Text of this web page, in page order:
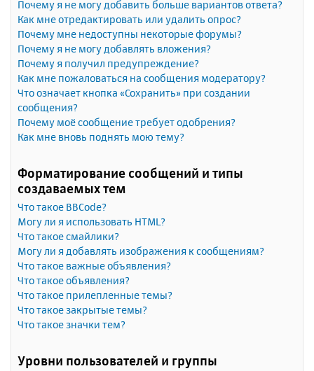
Почему я не могу добавить больше вариантов ответа?
Как мне отредактировать или удалить опрос?
Почему мне недоступны некоторые форумы?
Почему я не могу добавлять вложения?
Почему я получил предупреждение?
Как мне пожаловаться на сообщения модератору?
Что означает кнопка «Сохранить» при создании
сообщения?
Почему моё сообщение требует одобрения?
Как мне вновь поднять мою тему?
Форматирование сообщений и типы
создаваемых тем
Что такое BBCode?
Могу ли я использовать HTML?
Что такое смайлики?
Могу ли я добавлять изображения к сообщениям?
Что такое важные объявления?
Что такое объявления?
Что такое прилепленные темы?
Что такое закрытые темы?
Что такое значки тем?
Уровни пользователей и группы